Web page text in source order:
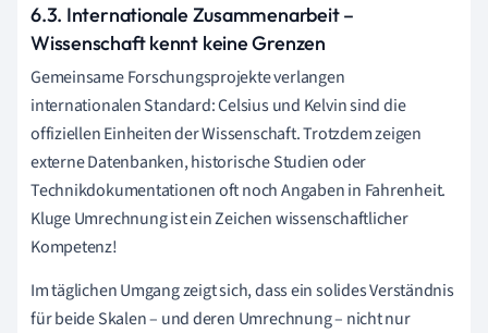
6.3. Internationale Zusammenarbeit –
Wissenschaft kennt keine Grenzen
Gemeinsame Forschungsprojekte verlangen
internationalen Standard: Celsius und Kelvin sind die
offiziellen Einheiten der Wissenschaft. Trotzdem zeigen
externe Datenbanken, historische Studien oder
Technikdokumentationen oft noch Angaben in Fahrenheit.
Kluge Umrechnung ist ein Zeichen wissenschaftlicher
Kompetenz!
Im täglichen Umgang zeigt sich, dass ein solides Verständnis
für beide Skalen – und deren Umrechnung – nicht nur